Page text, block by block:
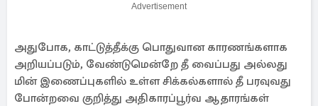
Advertisement
அதுபோக, காட்டுத்தீக்கு பொதுவான காரணங்களாக
அறியப்படும், வேண்டுமென்றே தீ வைப்பது அல்லது
மின் இணைப்புகளில் உள்ள சிக்கல்களால் தீ பரவுவது
போன்றவை குறித்து அதிகாரப்பூர்வ ஆதாரங்கள்